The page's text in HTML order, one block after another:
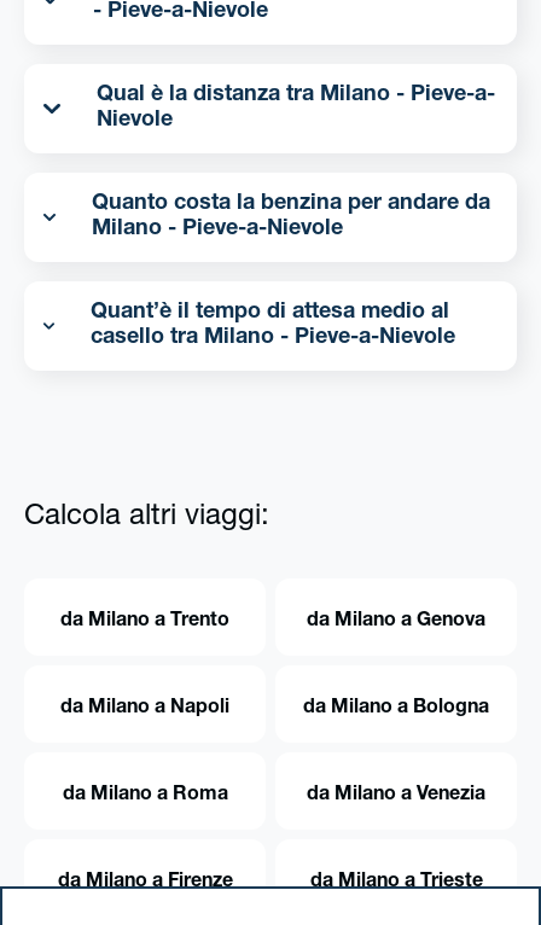
- Pieve-a-Nievole
Qual è la distanza tra Milano - Pieve-a-
Nievole
Quanto costa la benzina per andare da
Milano - Pieve-a-Nievole
Quant’è il tempo di attesa medio al
casello tra Milano - Pieve-a-Nievole
Calcola altri viaggi:
da Milano a Trento da Milano a Genova
da Milano a Napoli da Milano a Bologna
da Milano a Roma da Milano a Venezia
da Milano a Firenze da Milano a Trieste